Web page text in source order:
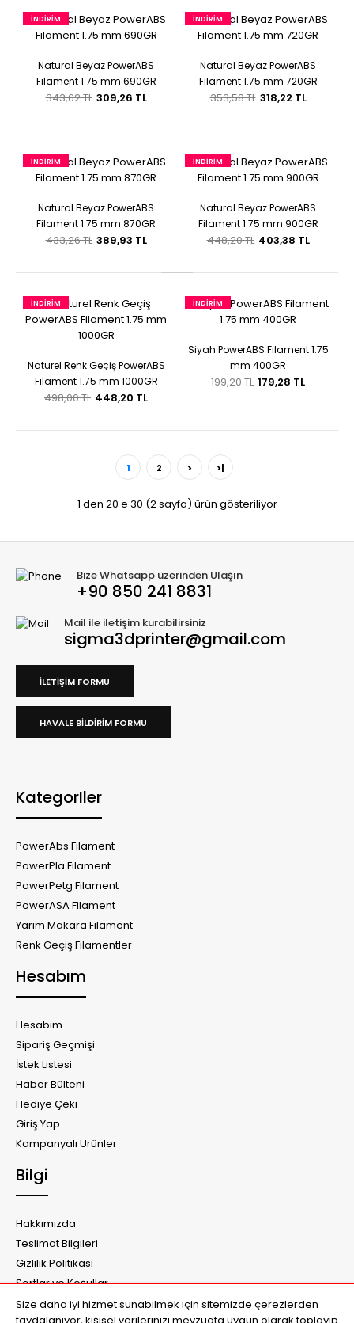
Size daha iyi hizmet sunabilmek için sitemizde çerezlerden
İNDIRIM
Natural Beyaz PowerABS
Filament 1.75 mm 690GR
343,62 TL 309,26 TL
İNDIRIM
Natural Beyaz PowerABS
Filament 1.75 mm 720GR
353,58 TL 318,22 TL
İNDIRIM
Natural Beyaz PowerABS
Filament 1.75 mm 870GR
433,26 TL 389,93 TL
İNDIRIM
Natural Beyaz PowerABS
Filament 1.75 mm 900GR
448,20 TL 403,38 TL
İNDIRIM
Naturel Renk Geçiş PowerABS
Filament 1.75 mm 1000GR
498,00 TL 448,20 TL
İNDIRIM
Siyah PowerABS Filament 1.75
mm 400GR
199,20 TL 179,28 TL
1 2 > >|
1 den 20 e 30 (2 sayfa) ürün gösteriliyor
Bize Whatsapp üzerinden Ulaşın
+90 850 241 8831
Mail ile iletişim kurabilirsiniz
sigma3dprinter@gmail.com
İLETIŞIM FORMU
HAVALE BILDIRIM FORMU
KategorIler
PowerAbs Filament
PowerPla Filament
PowerPetg Filament
PowerASA Filament
Yarım Makara Filament
Renk Geçiş Filamentler
Hesabım
Hesabım
Sipariş Geçmişi
İstek Listesi
Haber Bülteni
Hediye Çeki
Giriş Yap
Kampanyalı Ürünler
Bilgi
Hakkımızda
Teslimat Bilgileri
Gizlilik Politikası
Şartlar ve Koşullar
İletişim Formu